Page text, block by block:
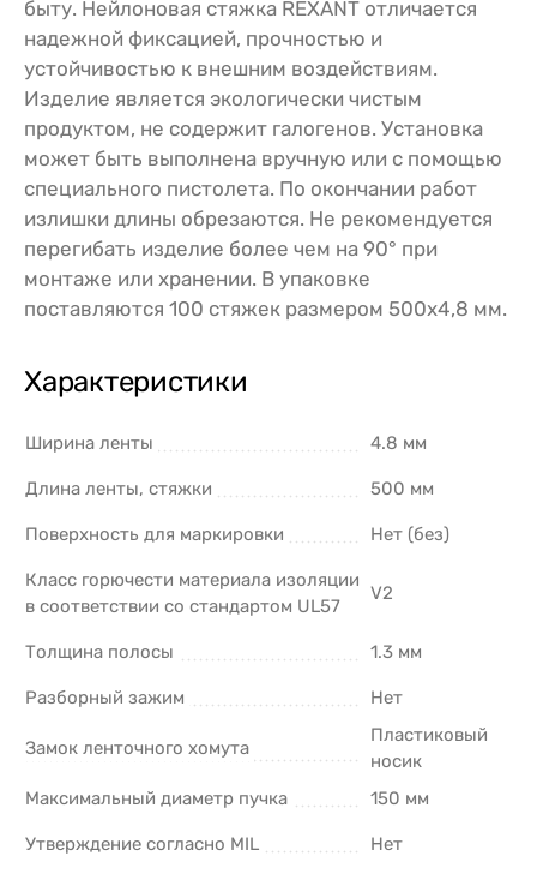
быту. Нейлоновая стяжка REXANT отличается
надежной фиксацией, прочностью и
устойчивостью к внешним воздействиям.
Изделие является экологически чистым
продуктом, не содержит галогенов. Установка
может быть выполнена вручную или с помощью
специального пистолета. По окончании работ
излишки длины обрезаются. Не рекомендуется
перегибать изделие более чем на 90° при
монтаже или хранении. В упаковке
поставляются 100 стяжек размером 500x4,8 мм.
Характеристики
Ширина ленты 4.8 мм
Длина ленты, стяжки 500 мм
Поверхность для маркировки Нет (без)
Класс горючести материала изоляции
в соответствии со стандартом UL57
V2
Толщина полосы 1.3 мм
Разборный зажим Нет
Замок ленточного хомута
Пластиковый
носик
Максимальный диаметр пучка
150 мм
Утверждение согласно MIL Нет